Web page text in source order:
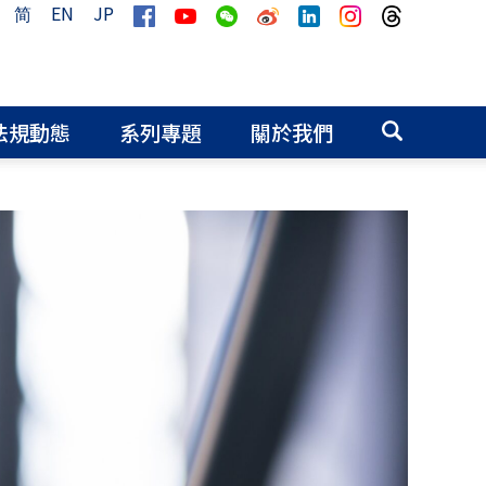
简 EN JP
規動態 系列專題 關於我們